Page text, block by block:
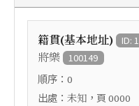
籍貫(基本地址) ID: 1
將樂 100149
順序： 0
出處： 未知 ，頁 0000